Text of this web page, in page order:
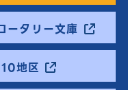
ータリー文庫
地区